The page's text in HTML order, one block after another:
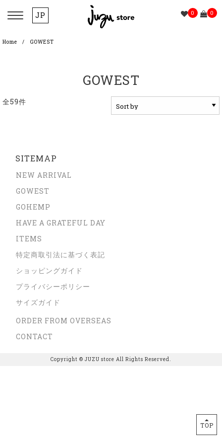
JP 0 0
Home GOWEST
GOWEST
全59件
TOP
SITEMAP
NEW ARRIVAL
GOWEST
GOHEMP
HAVE A GRATEFUL DAY
ITEMS
特定商取引法に基づく表記
ショッピングガイド
プライバシーポリシー
サイズガイド
ORDER FROM OVERSEAS
CONTACT
Copyright © JUZU store All Rights Reserved.